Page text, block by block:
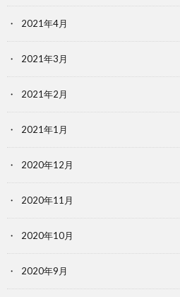
2021年4月
2021年3月
2021年2月
2021年1月
2020年12月
2020年11月
2020年10月
2020年9月